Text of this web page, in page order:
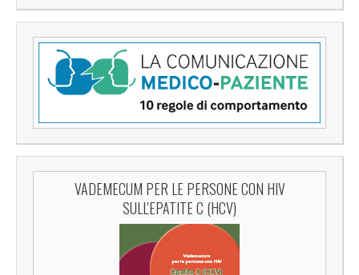
VADEMECUM PER LE PERSONE CON HIV
SULL'EPATITE C (HCV)